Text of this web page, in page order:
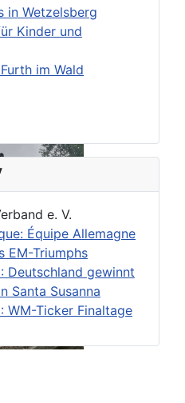
in Wetzelsberg
Kinder und
im Wald
e. V.
Équipe Allemagne
EM-Triumphs
Deutschland gewinnt
Santa Susanna
WM-Ticker Finaltage